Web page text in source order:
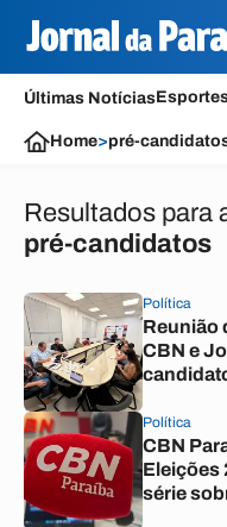
Últimas Notícias
Home>pré-
Resultados para
pré-candidatos
Política
Reunião
CBN e
Política
CBN
Eleições
série